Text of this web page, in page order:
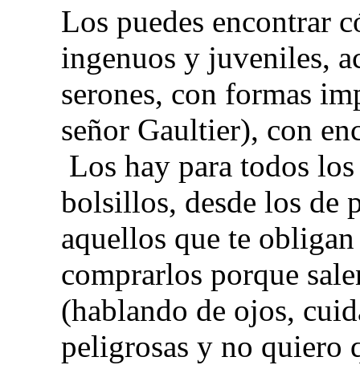
Los puedes encontrar
ingenuos y juveniles,
serones, con formas
señor Gaultier), con
Los hay para todos
bolsillos, desde los de
aquellos que te
comprarlos porque
(hablando de ojos,
peligrosas y no quiero